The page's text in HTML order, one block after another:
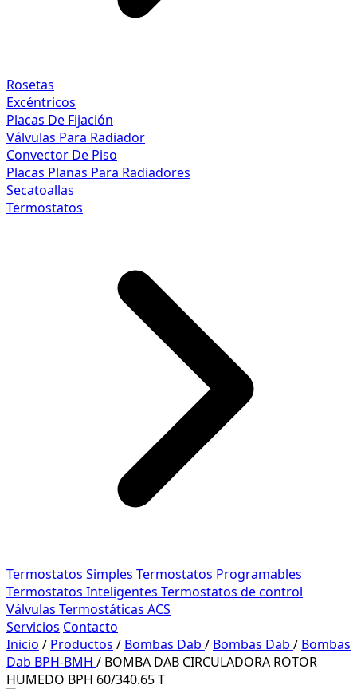
Rosetas
Excéntricos
Placas De Fijación
Válvulas Para Radiador
Convector De Piso
Placas Planas Para Radiadores
Secatoallas
Termostatos
Termostatos Simples Termostatos Programables
Termostatos Inteligentes Termostatos de control
Válvulas Termostáticas ACS
Servicios Contacto
Inicio / Productos / Bombas Dab / Bombas Dab / Bombas
Dab BPH-BMH / BOMBA DAB CIRCULADORA ROTOR
HUMEDO BPH 60/340.65 T